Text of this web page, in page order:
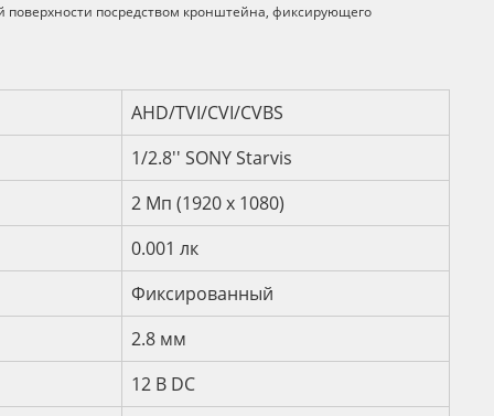
поверхности посредством кронштейна, фиксирующего
AHD/TVI/CVI/CVBS
1/2.8'' SONY Starvis
2 Мп (1920 х 1080)
0.001 лк
Фиксированный
2.8 мм
12 B DC